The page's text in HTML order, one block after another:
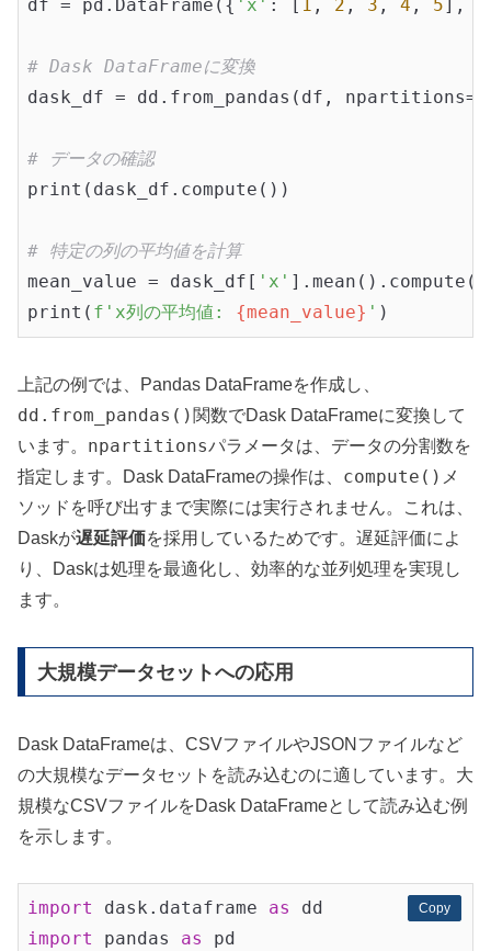
df = pd.DataFrame({ 'x' : [ 1 , 2 , 3 , 4 , 5 ],
# Dask DataFrameに変換
dask_df = dd.from_pandas(df, npartitions=
# データの確認
print(dask_df.compute())
# 特定の列の平均値を計算
mean_value = dask_df[ 'x' ].mean().compute()
print( f'x列の平均値: {mean_value} '
上記の例では、Pandas DataFrameを作成し、
dd.from_pandas() 関数でDask DataFrameに変換して
います。 npartitionsパラメータは、データの分割数を
指定します。Dask DataFrameの操作は、 compute() メ
ソッドを呼び出すまで実際には実行されません。これは、
Daskが遅延評価を採用しているためです。遅延評価によ
り、Daskは処理を最適化し、効率的な並列処理を実現し
ます。
大規模データセットへの応用
Dask DataFrameは、CSVファイルやJSONファイルなど
の大規模なデータセットを読み込むのに適しています。大
規模なCSVファイルをDask DataFrameとして読み込む例
を示します。
Copy
Copy
import dask.dataframe as
import
pandas as